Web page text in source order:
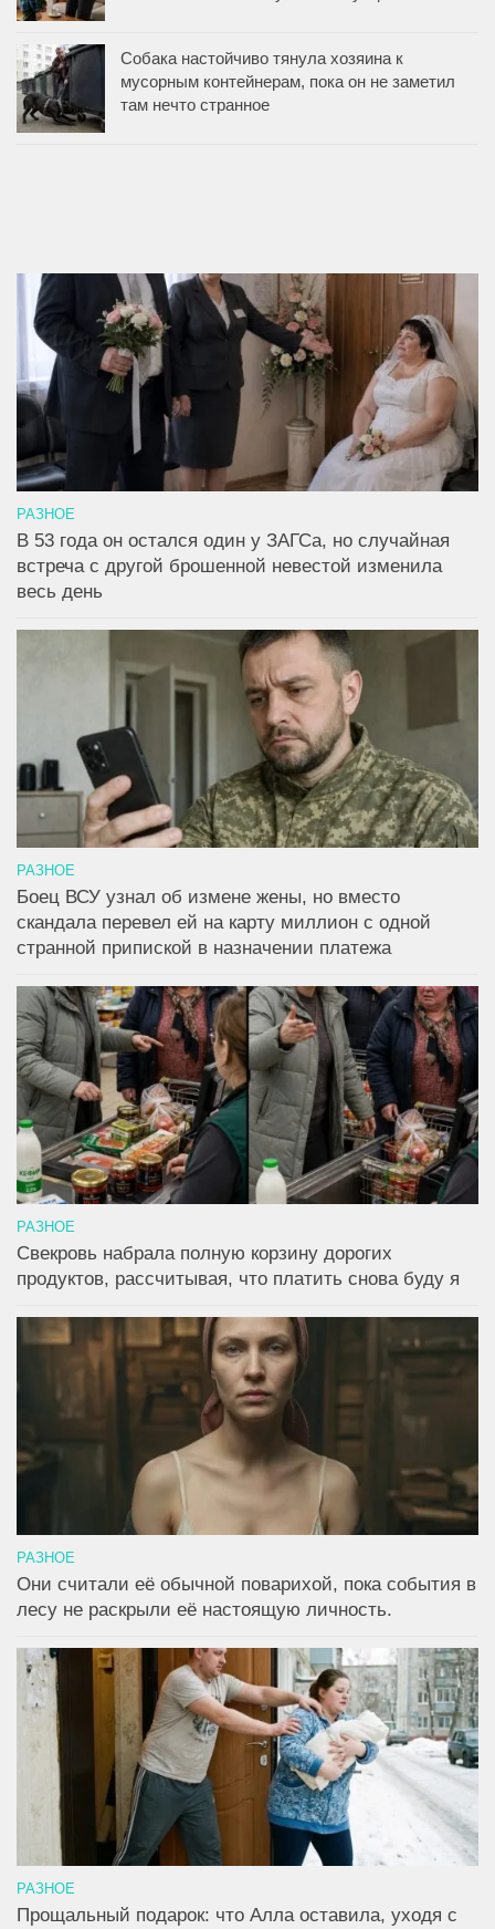
Собака настойчиво тянула хозяина к
мусорным контейнерам, пока он не заметил
там нечто странное
РАЗНОЕ
В 53 года он остался один у ЗАГСа, но случайная
встреча с другой брошенной невестой изменила
весь день
РАЗНОЕ
Боец ВСУ узнал об измене жены, но вместо
скандала перевел ей на карту миллион с одной
странной припиской в назначении платежа
РАЗНОЕ
Свекровь набрала полную корзину дорогих
продуктов, рассчитывая, что платить снова буду я
РАЗНОЕ
Они считали её обычной поварихой, пока события в
лесу не раскрыли её настоящую личность.
РАЗНОЕ
Прощальный подарок: что Алла оставила, уходя с